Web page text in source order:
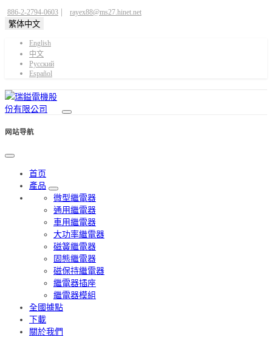
886-2-2794-0603 rayex88@ms27.hinet.net
繁体中文
English
中文
Pусский
Español
网站导航
首页
產品
微型繼電器
通用繼電器
車用繼電器
大功率繼電器
磁簧繼電器
固態繼電器
磁保持繼電器
繼電器插座
繼電器模組
全國據點
下載
關於我們